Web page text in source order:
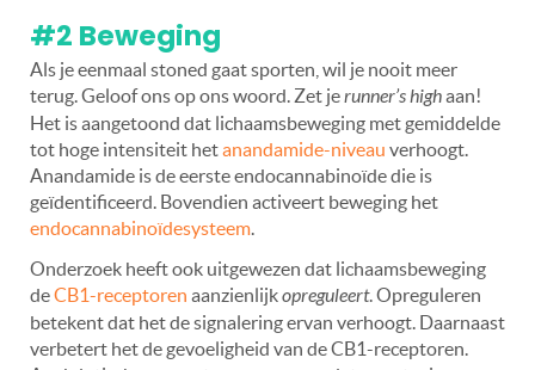
#2 Beweging
Als je eenmaal stoned gaat sporten, wil je nooit meer
terug. Geloof ons op ons woord. Zet jerunner’s highaan!
Het is aangetoond dat lichaamsbeweging met gemiddelde
tot hoge intensiteit hetanandamide-niveau verhoogt.
Anandamide is de eerste endocannabinoïde die is
geïdentificeerd. Bovendien activeert beweging het
endocannabinoïdesysteem.
Onderzoek heeft ook uitgewezen dat lichaamsbeweging
deCB1-receptoren aanzienlijkopreguleert. Opreguleren
betekent dat het de signalering ervan verhoogt. Daarnaast
verbetert het de gevoeligheid van de CB1-receptoren.